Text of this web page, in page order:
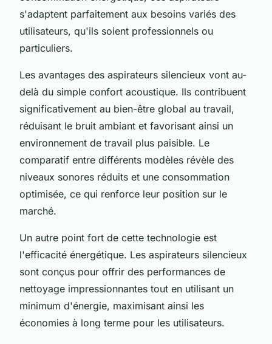
s'adaptent parfaitement aux besoins variés des
utilisateurs, qu'ils soient professionnels ou
particuliers.
Les avantages des aspirateurs silencieux vont au-
delà du simple confort acoustique. Ils contribuent
significativement au bien-être global au travail,
réduisant le bruit ambiant et favorisant ainsi un
environnement de travail plus paisible. Le
comparatif entre différents modèles révèle des
niveaux sonores réduits et une consommation
optimisée, ce qui renforce leur position sur le
marché.
Un autre point fort de cette technologie est
l'efficacité énergétique. Les aspirateurs silencieux
sont conçus pour offrir des performances de
nettoyage impressionnantes tout en utilisant un
minimum d'énergie, maximisant ainsi les
économies à long terme pour les utilisateurs.